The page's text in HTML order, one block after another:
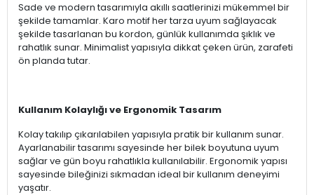
Sade ve modern tasarımıyla akıllı saatlerinizi mükemmel bir
şekilde tamamlar. Karo motif her tarza uyum sağlayacak
şekilde tasarlanan bu kordon, günlük kullanımda şıklık ve
rahatlık sunar. Minimalist yapısıyla dikkat çeken ürün, zarafeti
ön planda tutar.
Kullanım Kolaylığı ve Ergonomik Tasarım
Kolay takılıp çıkarılabilen yapısıyla pratik bir kullanım sunar.
Ayarlanabilir tasarımı sayesinde her bilek boyutuna uyum
sağlar ve gün boyu rahatlıkla kullanılabilir. Ergonomik yapısı
sayesinde bileğinizi sıkmadan ideal bir kullanım deneyimi
yaşatır.